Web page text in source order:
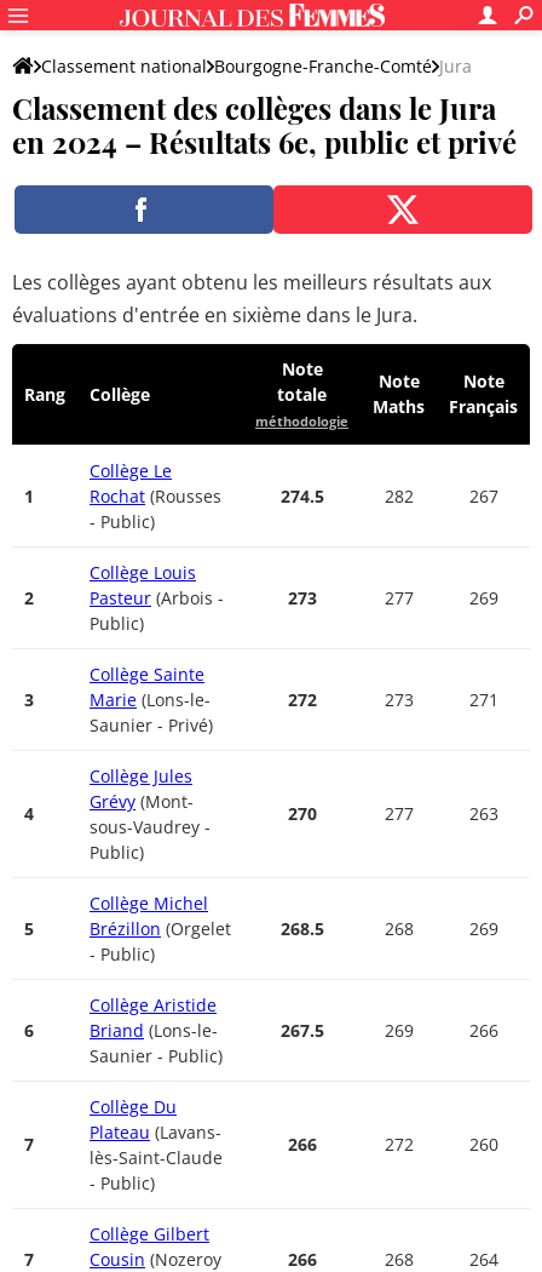
Classement national Bourgogne-Franche-Comté Jura
Classement des collèges dans le Jura
en 2024 – Résultats 6e, public et privé
Les collèges ayant obtenu les meilleurs résultats aux
évaluations d'entrée en sixième dans le Jura.
Rang Collège
Note
totale
méthodologie
Note
Maths
Note
Français
1
Collège Le
Rochat (Rousses
- Public)
274.5 282 267
2
Collège Louis
Pasteur (Arbois -
Public)
273 277 269
3
Collège Sainte
Marie (Lons-le-
Saunier - Privé)
272 273 271
4
Collège Jules
Grévy (Mont-
sous-Vaudrey -
Public)
270 277 263
5
Collège Michel
Brézillon (Orgelet
- Public)
268.5 268 269
6
Collège Aristide
Briand (Lons-le-
Saunier - Public)
267.5 269 266
7
Collège Du
Plateau (Lavans-
lès-Saint-Claude
- Public)
266 272 260
7
Collège Gilbert
Cousin (Nozeroy
266 268 264